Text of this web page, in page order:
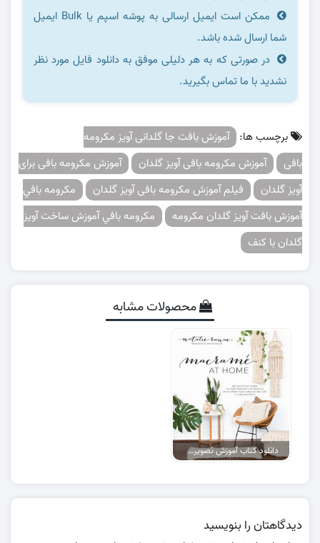
ممکن است ایمیل ارسالی به پوشه اسپم یا Bulk ایمیل
شما ارسال شده باشد.
در صورتی که به هر دلیلی موفق به دانلود فایل مورد نظر
نشدید با ما تماس بگیرید.
برچسب ها:
آموزش بافت جا گلدانی آویز مکرومه
بافی
آموزش مکرومه بافی آویز گلدان
آموزش مکرومه بافی برای
آویز گلدان
فیلم آموزش مکرومه بافی آویز گلدان
مكرومه بافي
آموزش بافت آویز گلدان مکرومه
مكرومه بافي آموزش ساخت آویز
گلدان با کنف
محصولات مشابه
دانلود کتاب آموزش تصویری مکرومه بافی
دیدگاهتان را بنویسید